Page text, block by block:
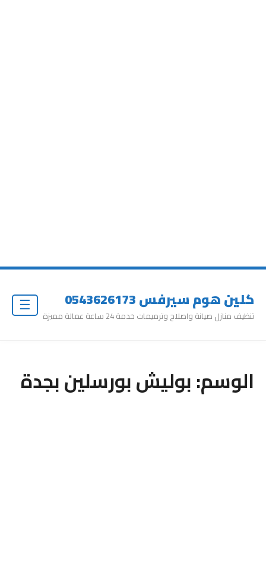
كلين هوم سيرفس 0543626173
تنظيف منازل صيانة واصلاح وترميمات خدمة 24 ساعة عمالة مميزة
الوسم:بوليش بورسلين بجدة